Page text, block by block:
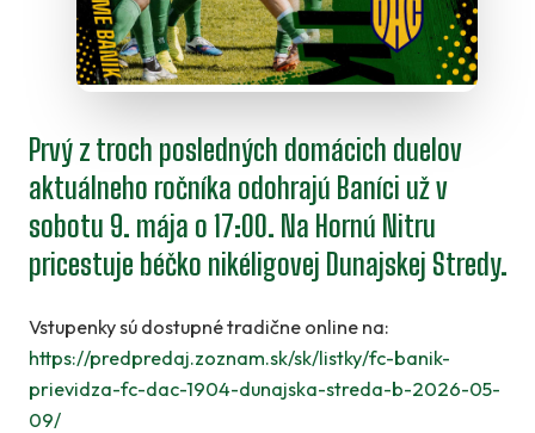
Prvý z troch posledných domácich duelov
aktuálneho ročníka odohrajú Baníci už v
sobotu 9. mája o 17:00. Na Hornú Nitru
pricestuje béčko nikéligovej Dunajskej Stredy.
Vstupenky sú dostupné tradične online na:
https://predpredaj.zoznam.sk/sk/listky/fc-banik-
prievidza-fc-dac-1904-dunajska-streda-b-2026-05-
09/